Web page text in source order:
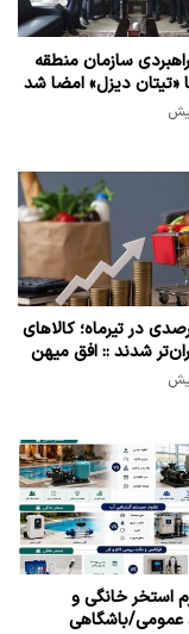
راهبردی سازمان منطقه
با «تیتان دیزل» امضا شد
۳.۱ درصدی در تیرماه؛ کالاهای
شدند :: افق میهن
استخر خانگی و
عمومی/باشگاهی